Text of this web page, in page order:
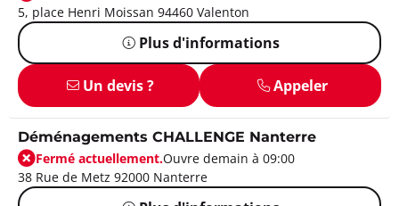
5, place Henri Moissan 94460 Valenton
Plus d'informations
Un devis ? Appeler
Déménagements CHALLENGE Nanterre
Fermé actuellement.Ouvre demain à 09:00
38 Rue de Metz 92000 Nanterre